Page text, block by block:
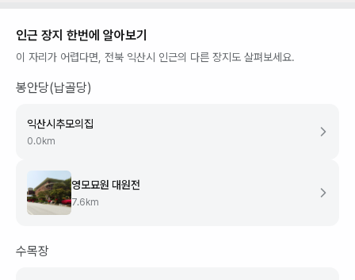
인근 장지 한번에 알아보기
이 자리가 어렵다면, 전북 익산시 인근의 다른 장지도 살펴보세요.
봉안당(납골당)
익산시추모의집
0.0 km
영모묘원 대원전
7.6 km
수목장